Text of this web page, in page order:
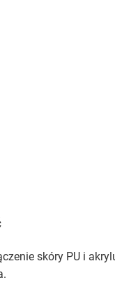
skóry PU i